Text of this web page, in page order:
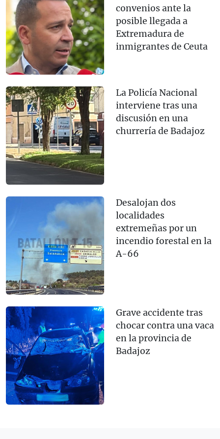
convenios ante la
posible llegada a
Extremadura de
inmigrantes de Ceuta
La Policía Nacional
interviene tras una
discusión en una
churrería de Badajoz
Desalojan dos
localidades
extremeñas por un
incendio forestal en la
A-66
Grave accidente tras
chocar contra una vaca
en la provincia de
Badajoz